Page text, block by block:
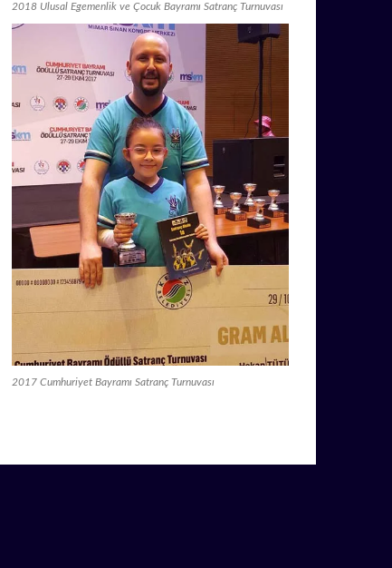
2018 Ulusal Egemenlik ve Çocuk Bayramı Satranç Turnuvası
2017 Cumhuriyet Bayramı Satranç Turnuvası